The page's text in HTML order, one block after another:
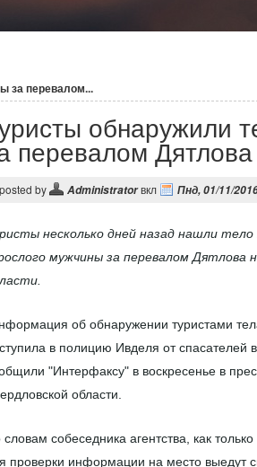
за перевалом...
обнаружили
перевалом Дятлова
posted by Administratorвкл Пнд, 01/11/
несколько дней назад нашли тело
мужчины за перевалом Дятлова
об обнаружении туристами
в полицию Ивделя от спасателей
"Интерфаксу" в воскресенье в
области.
собеседника агентства, как
проверки информации на место выедут